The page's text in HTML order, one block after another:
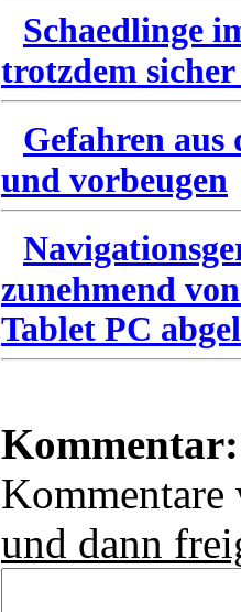
Schaedlinge
trotzdem
Gefahren
und vorbeugen
zunehmend
Tablet PC
Kommentar:
und dann